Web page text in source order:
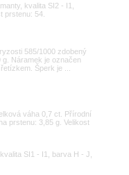
kvalita SI2 - I1,
prstenu: 54.
585/1000 zdobený
Náramek je označen
Šperk je ...
váha 0,7 ct. Přírodní
prstenu: 3,85 g. Velikost
SI1 - I1, barva H - J,